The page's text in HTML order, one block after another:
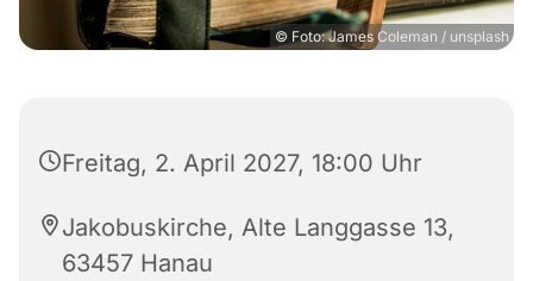
© Foto: James Coleman / unsplash
Freitag, 2. April 2027, 18:00 Uhr
Jakobuskirche, Alte Langgasse 13,
63457 Hanau